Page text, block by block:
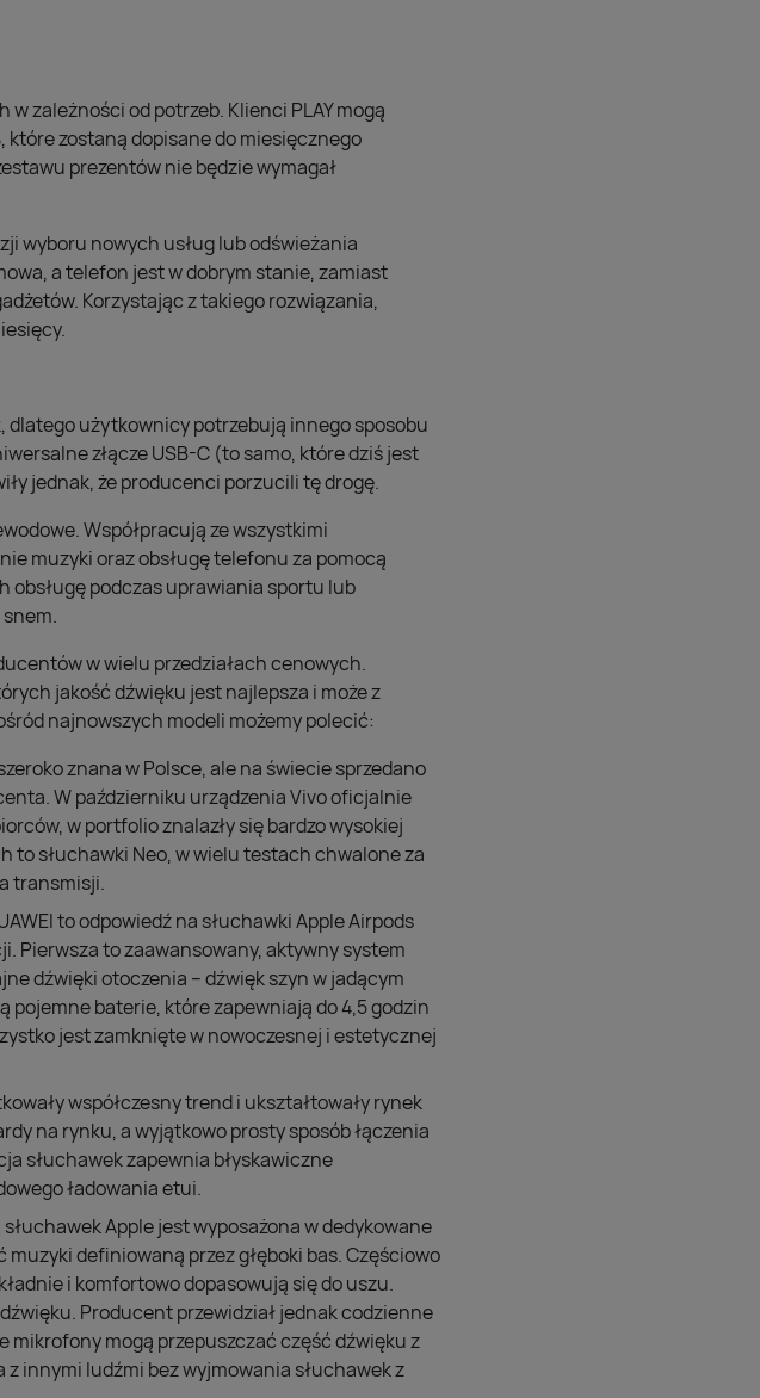
zależności od potrzeb. Klienci PLAY mogą
które zostaną dopisane do miesięcznego
prezentów nie będzie wymagał
wyboru nowych usług lub odświeżania
a telefon jest w dobrym stanie, zamiast
Korzystając z takiego rozwiązania,
użytkownicy potrzebują innego sposobu
złącze USB-C (to samo, które dziś jest
jednak, że producenci porzucili tę drogę.
Współpracują ze wszystkimi
muzyki oraz obsługę telefonu za pomocą
obsługę podczas uprawiania sportu lub
w wielu przedziałach cenowych.
jakość dźwięku jest najlepsza i może z
najnowszych modeli możemy polecić:
znana w Polsce, ale na świecie sprzedano
W październiku urządzenia Vivo oficjalnie
w portfolio znalazły się bardzo wysokiej
to słuchawki Neo, w wielu testach chwalone za
transmisji.
to odpowiedź na słuchawki Apple Airpods
Pierwsza to zaawansowany, aktywny system
dźwięki otoczenia – dźwięk szyn w jadącym
pojemne baterie, które zapewniają do 4,5 godzin
jest zamknięte w nowoczesnej i estetycznej
współczesny trend i ukształtowały rynek
na rynku, a wyjątkowo prosty sposób łączenia
słuchawek zapewnia błyskawiczne
ładowania etui.
Apple jest wyposażona w dedykowane
definiowaną przez głęboki bas. Częściowo
i komfortowo dopasowują się do uszu.
Producent przewidział jednak codzienne
mogą przepuszczać część dźwięku z
innymi ludźmi bez wyjmowania słuchawek z